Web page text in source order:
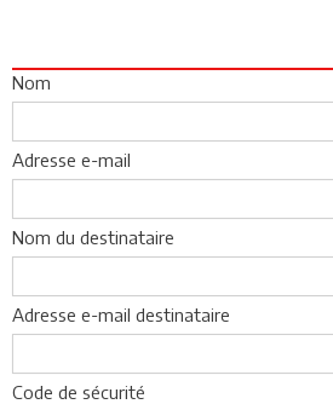
Nom
Adresse e-mail
Nom du destinataire
Adresse e-mail destinataire
Code de sécurité